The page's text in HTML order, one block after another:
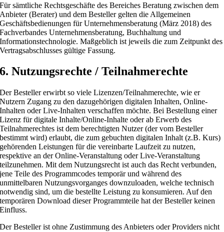
Für sämtliche Rechtsgeschäfte des Bereiches Beratung zwischen dem
Anbieter (Berater) und dem Besteller gelten die Allgemeinen
Geschäftsbedienungen für Unternehmens­beratung (März 2018) des
Fachverbandes Unternehmensberatung, Buchhaltung und
Informationstechnologie. Maßgeblich ist jeweils die zum Zeitpunkt des
Vertragsabschlusses gültige Fassung.
6. Nutzungsrechte / Teilnahmerechte
Der Besteller erwirbt so viele Lizenzen/Teilnahmerechte, wie er
Nutzern Zugang zu den dazugehörigen digitalen Inhalten, Online-
Inhalten oder Live-Inhalten verschaffen möchte. Bei Bestellung einer
Lizenz für digitale Inhalte/Online-Inhalte oder ab Erwerb des
Teilnahmerechtes ist dem berechtigten Nutzer (der vom Besteller
bestimmt wird) erlaubt, die zum gebuchten digitalen Inhalt (z.B. Kurs)
gehörenden Leistungen für die vereinbarte Laufzeit zu nutzen,
respektive an der Online-Veranstaltung oder Live-Veranstaltung
teilzunehmen. Mit dem Nutzungsrecht ist auch das Recht verbunden,
jene Teile des Programmcodes temporär und während des
unmittelbaren Nutzungsvorganges downzuloaden, welche technisch
notwendig sind, um die bestellte Leistung zu konsumieren. Auf den
temporären Download dieser Programmteile hat der Besteller keinen
Einfluss.
Der Besteller ist ohne Zustimmung des Anbieters oder Providers nicht